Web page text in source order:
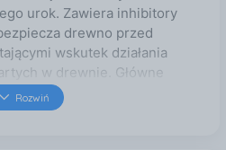
urok. Zawiera inhibitory
drewno przed
wskutek działania
w drewnie. Główne
zapach szybkoschnący
na ścieranie, zarysowania i
Rozwiń